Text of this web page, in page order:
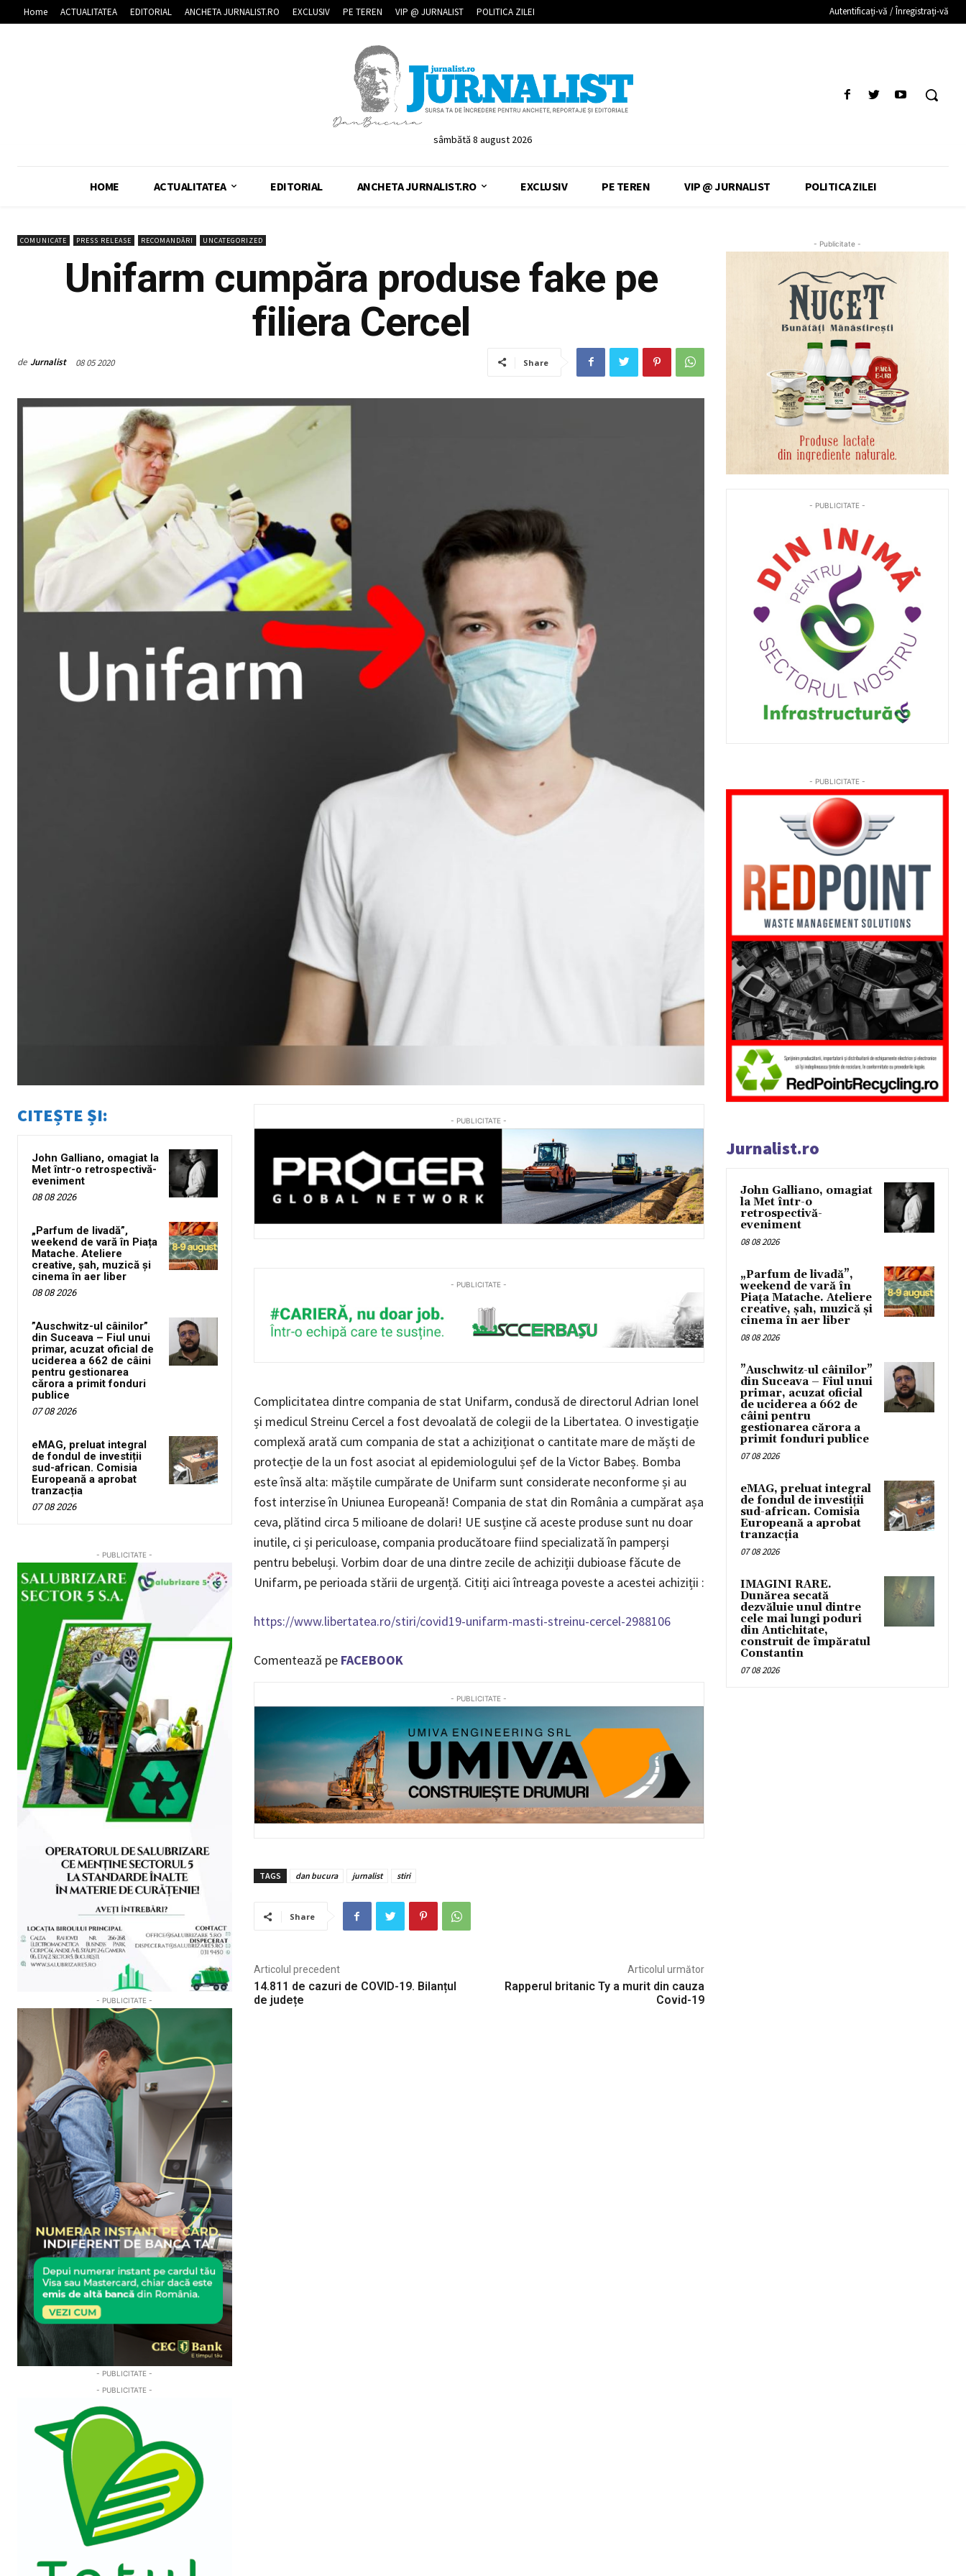
Home ACTUALITATEA EDITORIAL ANCHETA JURNALIST.RO EXCLUSIV PE TEREN VIP @ JURNALIST POLITICA ZILEI Autentificați-vă / Înregistrați-vă
sâmbătă 8 august 2026
HOME ACTUALITATEA EDITORIAL ANCHETA JURNALIST.RO EXCLUSIV PE TEREN VIP @ JURNALIST POLITICA ZILEI
COMUNICATE PRESS RELEASE RECOMANDĂRI UNCATEGORIZED
Unifarm cumpăra produse fake pe
filiera Cercel
de Jurnalist 08 05 2020 Share
CITEȘTE ȘI:
John Galliano, omagiat la
Met într-o retrospectivă-
eveniment
08 08 2026
„Parfum de livadă”,
weekend de vară în Piața
Matache. Ateliere
creative, șah, muzică și
cinema în aer liber
08 08 2026
”Auschwitz-ul câinilor”
din Suceava – Fiul unui
primar, acuzat oficial de
uciderea a 662 de câini
pentru gestionarea
cărora a primit fonduri
publice
07 08 2026
eMAG, preluat integral
de fondul de investiții
sud-african. Comisia
Europeană a aprobat
tranzacția
07 08 2026
- PUBLICITATE -
- PUBLICITATE -
- PUBLICITATE -
- PUBLICITATE -
- PUBLICITATE -
- PUBLICITATE -
Complicitatea dintre compania de stat Unifarm, condusă de directorul Adrian Ionel
și medicul Streinu Cercel a fost devoalată de colegii de la Libertatea. O investigație
complexă arată cum compania de stat a achiziționat o cantitate mare de măști de
protecție de la un fost asociat al epidemiologului șef de la Victor Babeș. Bomba
este însă alta: măștile cumpărate de Unifarm sunt considerate neconforme și au
fost interzise în Uniunea Europeană! Compania de stat din România a cumpărat așa
ceva, plătind circa 5 milioane de dolari! UE susține că aceste produse sunt nu doar
inutile, ci și periculoase, compania producătoare fiind specializată în pamperși
pentru bebeluși. Vorbim doar de una dintre zecile de achiziții dubioase făcute de
Unifarm, pe perioada stării de urgență. Citiți aici întreaga poveste a acestei achiziții :
https://www.libertatea.ro/stiri/covid19-unifarm-masti-streinu-cercel-2988106
Comentează pe FACEBOOK
- PUBLICITATE -
TAGS dan bucura jurnalist stiri
Share
Articolul precedent
14.811 de cazuri de COVID-19. Bilanțul
de județe
Articolul următor
Rapperul britanic Ty a murit din cauza
Covid-19
- Publicitate -
- PUBLICITATE -
- PUBLICITATE -
Jurnalist.ro
John Galliano, omagiat
la Met într-o
retrospectivă-
eveniment
08 08 2026
„Parfum de livadă”,
weekend de vară în
Piața Matache. Ateliere
creative, șah, muzică și
cinema în aer liber
08 08 2026
”Auschwitz-ul câinilor”
din Suceava – Fiul unui
primar, acuzat oficial
de uciderea a 662 de
câini pentru
gestionarea cărora a
primit fonduri publice
07 08 2026
eMAG, preluat integral
de fondul de investiții
sud-african. Comisia
Europeană a aprobat
tranzacția
07 08 2026
IMAGINI RARE.
Dunărea secată
dezvăluie unul dintre
cele mai lungi poduri
din Antichitate,
construit de împăratul
Constantin
07 08 2026